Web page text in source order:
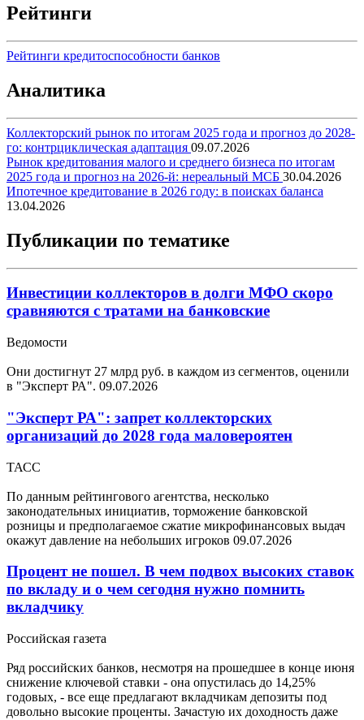
Рейтинги
Рейтинги кредитоспособности банков
Аналитика
Коллекторский рынок по итогам 2025 года и прогноз до 2028-
го: контрциклическая адаптация 09.07.2026
Рынок кредитования малого и среднего бизнеса по итогам
2025 года и прогноз на 2026-й: нереальный МСБ 30.04.2026
Ипотечное кредитование в 2026 году: в поисках баланса
13.04.2026
Публикации по тематике
Инвестиции коллекторов в долги МФО скоро
сравняются с тратами на банковские
Ведомости
Они достигнут 27 млрд руб. в каждом из сегментов, оценили
в "Эксперт РА". 09.07.2026
"Эксперт РА": запрет коллекторских
организаций до 2028 года маловероятен
ТАСС
По данным рейтингового агентства, несколько
законодательных инициатив, торможение банковской
розницы и предполагаемое сжатие микрофинансовых выдач
окажут давление на небольших игроков 09.07.2026
Процент не пошел. В чем подвох высоких ставок
по вкладу и о чем сегодня нужно помнить
вкладчику
Российская газета
Ряд российских банков, несмотря на прошедшее в конце июня
снижение ключевой ставки - она опустилась до 14,25%
годовых, - все еще предлагают вкладчикам депозиты под
довольно высокие проценты. Зачастую их доходность даже